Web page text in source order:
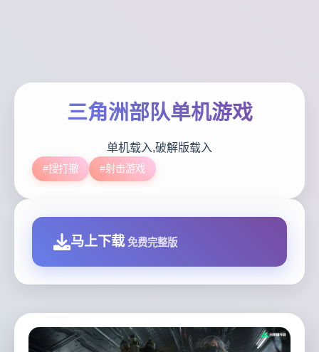
三角洲部队单机游戏
单机载入,破解版载入
#搜打撤 #射击游戏
马上下载 免费完整版